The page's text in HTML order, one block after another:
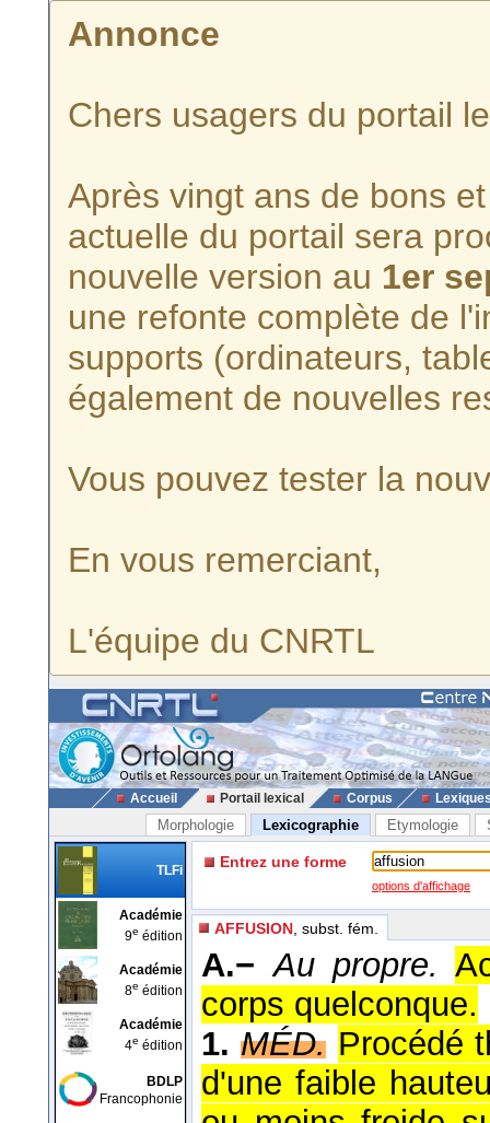
Annonce
Chers usagers du portail
Après vingt ans de bons
actuelle du portail sera
nouvelle version au 1er
une refonte complète de
supports (ordinateurs,
également de nouvelles
Vous pouvez tester la
En vous remerciant,
L'équipe du CNRTL
Accueil Portail lexical Corpus
Morphologie Lexicographie Etymologie
TLFi
Académie
9e édition
Académie
8e édition
Académie
4e édition
BDLP
Francophonie
Entrez une forme
options d'affichage
AFFUSION , subst. fém.
A.− Au propre.
corps quelconque.
1. MÉD. Procédé
d'une faible